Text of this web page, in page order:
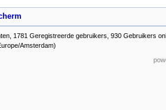
1781 Geregistreerde gebruikers, 930 Gebruikers
Amsterdam)